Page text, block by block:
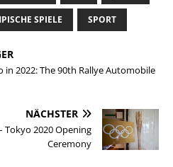
SPIELE SPORT
in 2022: The 90th Rallye Automobile
NÄCHSTER
Tokyo 2020 Opening
Ceremony